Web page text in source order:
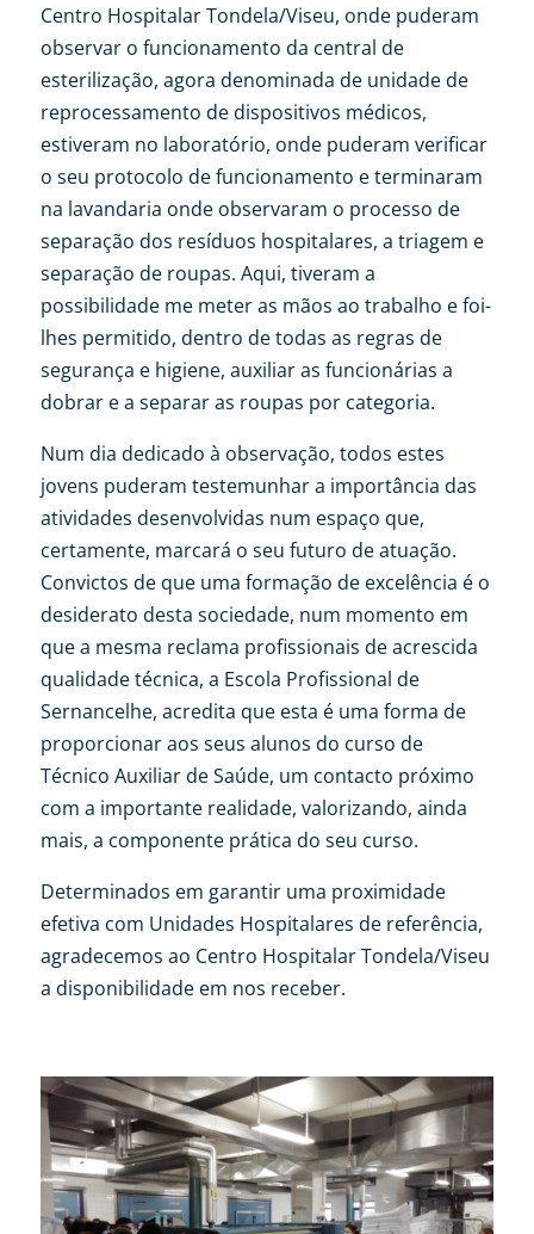
Centro Hospitalar Tondela/Viseu, onde puderam
observar o funcionamento da central de
esterilização, agora denominada de unidade de
reprocessamento de dispositivos médicos,
estiveram no laboratório, onde puderam verificar
o seu protocolo de funcionamento e terminaram
na lavandaria onde observaram o processo de
separação dos resíduos hospitalares, a triagem e
separação de roupas. Aqui, tiveram a
possibilidade me meter as mãos ao trabalho e foi-
lhes permitido, dentro de todas as regras de
segurança e higiene, auxiliar as funcionárias a
dobrar e a separar as roupas por categoria.
Num dia dedicado à observação, todos estes
jovens puderam testemunhar a importância das
atividades desenvolvidas num espaço que,
certamente, marcará o seu futuro de atuação.
Convictos de que uma formação de excelência é o
desiderato desta sociedade, num momento em
que a mesma reclama profissionais de acrescida
qualidade técnica, a Escola Profissional de
Sernancelhe, acredita que esta é uma forma de
proporcionar aos seus alunos do curso de
Técnico Auxiliar de Saúde, um contacto próximo
com a importante realidade, valorizando, ainda
mais, a componente prática do seu curso.
Determinados em garantir uma proximidade
efetiva com Unidades Hospitalares de referência,
agradecemos ao Centro Hospitalar Tondela/Viseu
a disponibilidade em nos receber.